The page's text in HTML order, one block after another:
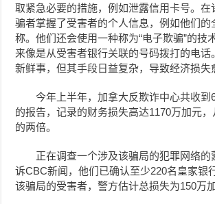
取紧急必要的措施，例如泄露信用卡号。在
骗者掌握了受害者的个人信息，例如他们的
称。他们还会使用一种称为“电子欺骗”的技
来像是从受害者银行关联的号码拨打的电话
新鲜事，但其手段日益复杂，导致经济损失
今年上半年，加拿大反欺诈中心共收到
的报告，记录的财务损失高达1170万加元
的两倍。
正在调查一个涉及该骗局的犯罪网络的
诉CBC新闻，他们已确认至少220名皇家银
该骗局的受害者，警方估计总损失为150万加